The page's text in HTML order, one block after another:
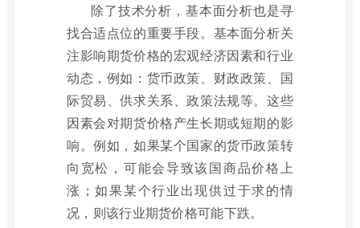
除了技术分析，基本面分析也是寻
找合适点位的重要手段。基本面分析关
注影响期货价格的宏观经济因素和行业
动态，例如：货币政策、财政政策、国
际贸易、供求关系、政策法规等。这些
因素会对期货价格产生长期或短期的影
响。例如，如果某个国家的货币政策转
向宽松，可能会导致该国商品价格上
涨；如果某个行业出现供过于求的情
况，则该行业期货价格可能下跌。